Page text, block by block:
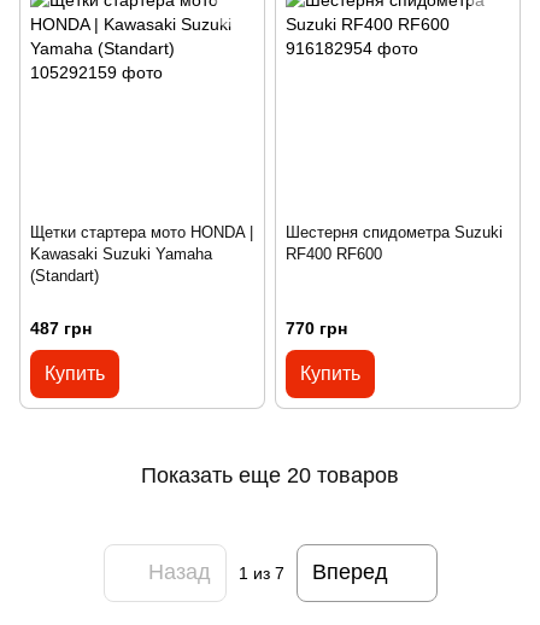
Щетки стартера мото HONDA |
Kawasaki Suzuki Yamaha
(Standart)
487 грн
Купить
Шестерня спидометра Suzuki
RF400 RF600
770 грн
Купить
Показать еще 20 товаров
Назад 1 из 7 Вперед